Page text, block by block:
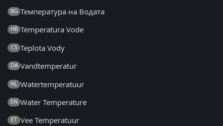
BG Температура на Водата
HR Temperatura Vode
CS Teplota Vody
DA Vandtemperatur
NL Watertemperatuur
EN Water Temperature
ET Vee Temperatuur